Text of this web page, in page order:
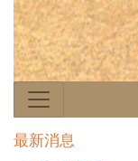
最新消息